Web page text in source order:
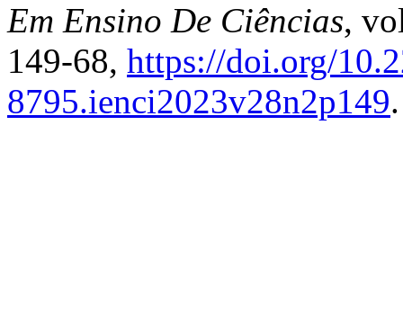
Em Ensino De Ciências,
149-68, https://doi.org/
8795.ienci2023v28n2p149.